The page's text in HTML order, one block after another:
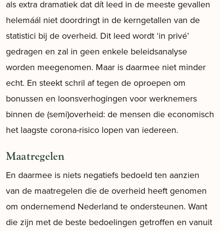
als extra dramatiek dat dít leed in de meeste gevallen
helemáál niet doordringt in de kerngetallen van de
statistici bij de overheid. Dit leed wordt ‘in privé’
gedragen en zal in geen enkele beleidsanalyse
worden meegenomen. Maar is daarmee niet minder
echt. En steekt schril af tegen de oproepen om
bonussen en loonsverhogingen voor werknemers
binnen de (semi)overheid: de mensen die economisch
het laagste corona-risico lopen van iedereen.
Maatregelen
En daarmee is niets negatiefs bedoeld ten aanzien
van de maatregelen die de overheid heeft genomen
om ondernemend Nederland te ondersteunen. Want
die zijn met de beste bedoelingen getroffen en vanuit